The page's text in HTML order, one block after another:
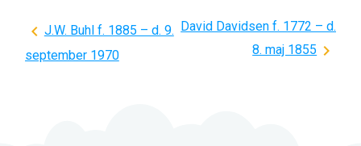
Indlægsnavigation
J.W. Buhl f. 1885 – d. 9.
september 1970
David Davidsen f. 1772 – d.
8. maj 1855